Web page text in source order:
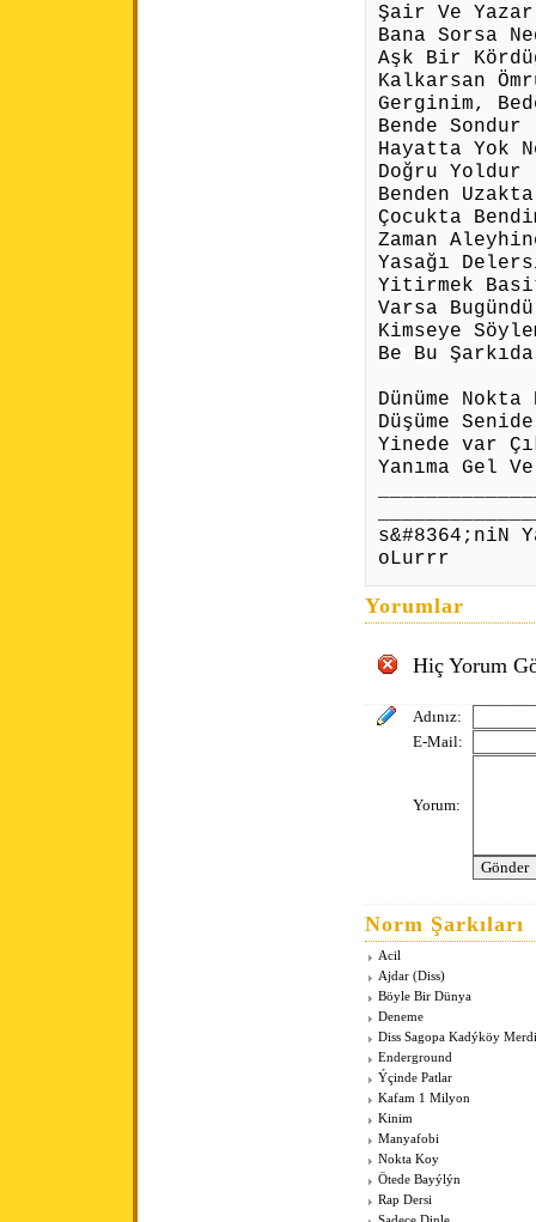
Şair Ve
Bana Sorsa
Aşk Bir
Kalkarsan
Gerginim,
Bende Sondur
Hayatta Yok
Doğru Yoldur
Benden
Çocukta
Zaman
Yasağı
Yitirmek
Varsa
Kimseye
Be Bu
Dünüme
Düşüme
Yinede var
Yanıma Gel
s&#8364;niN
oLurrr
Yorumlar
Hiç Yorum
Adınız:
E-Mail:
Yorum:
Norm Şarkıları
Acil
Ajdar (Diss)
Böyle Bir Dünya
Deneme
Diss Sagopa Kadýköy
Enderground
Ýçinde Patlar
Kafam 1 Milyon
Kinim
Manyafobi
Nokta Koy
Ötede Bayýlýn
Rap Dersi